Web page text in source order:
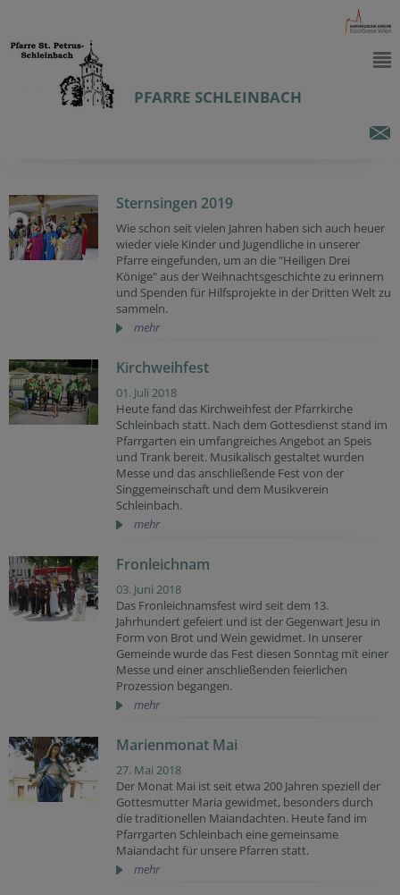
PFARRE SCHLEINBACH
Sternsingen 2019
Wie schon seit vielen Jahren haben sich auch heuer
wieder viele Kinder und Jugendliche in unserer
Pfarre eingefunden, um an die "Heiligen Drei
Könige" aus der Weihnachtsgeschichte zu erinnern
und Spenden für Hilfsprojekte in der Dritten Welt zu
sammeln.
mehr
Kirchweihfest
01. Juli 2018
Heute fand das Kirchweihfest der Pfarrkirche
Schleinbach statt. Nach dem Gottesdienst stand im
Pfarrgarten ein umfangreiches Angebot an Speis
und Trank bereit. Musikalisch gestaltet wurden
Messe und das anschließende Fest von der
Singgemeinschaft und dem Musikverein
Schleinbach.
mehr
Fronleichnam
03. Juni 2018
Das Fronleichnamsfest wird seit dem 13.
Jahrhundert gefeiert und ist der Gegenwart Jesu in
Form von Brot und Wein gewidmet. In unserer
Gemeinde wurde das Fest diesen Sonntag mit einer
Messe und einer anschließenden feierlichen
Prozession begangen.
mehr
Marienmonat Mai
27. Mai 2018
Der Monat Mai ist seit etwa 200 Jahren speziell der
Gottesmutter Maria gewidmet, besonders durch
die traditionellen Maiandachten. Heute fand im
Pfarrgarten Schleinbach eine gemeinsame
Maiandacht für unsere Pfarren statt.
mehr